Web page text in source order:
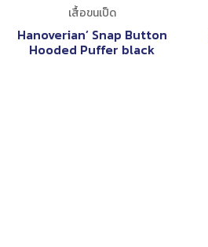
เสื้อขนเป็ด
Hanoverian’ Snap Button
Hooded Puffer black